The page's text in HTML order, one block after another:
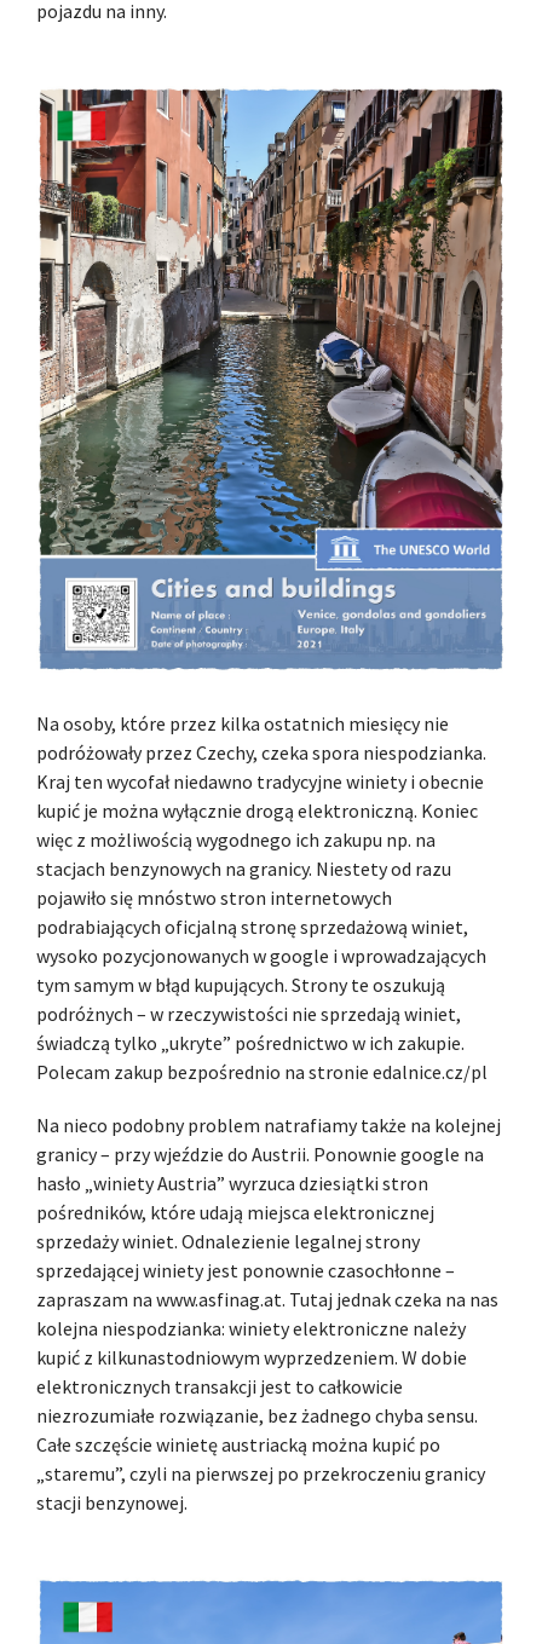
pojazdu na inny.
Na osoby, które przez kilka ostatnich miesięcy nie
podróżowały przez Czechy, czeka spora niespodzianka.
Kraj ten wycofał niedawno tradycyjne winiety i obecnie
kupić je można wyłącznie drogą elektroniczną. Koniec
więc z możliwością wygodnego ich zakupu np. na
stacjach benzynowych na granicy. Niestety od razu
pojawiło się mnóstwo stron internetowych
podrabiających oficjalną stronę sprzedażową winiet,
wysoko pozycjonowanych w google i wprowadzających
tym samym w błąd kupujących. Strony te oszukują
podróżnych – w rzeczywistości nie sprzedają winiet,
świadczą tylko „ukryte” pośrednictwo w ich zakupie.
Polecam zakup bezpośrednio na stronie edalnice.cz/pl
Na nieco podobny problem natrafiamy także na kolejnej
granicy – przy wjeździe do Austrii. Ponownie google na
hasło „winiety Austria” wyrzuca dziesiątki stron
pośredników, które udają miejsca elektronicznej
sprzedaży winiet. Odnalezienie legalnej strony
sprzedającej winiety jest ponownie czasochłonne –
zapraszam na www.asfinag.at. Tutaj jednak czeka na nas
kolejna niespodzianka: winiety elektroniczne należy
kupić z kilkunastodniowym wyprzedzeniem. W dobie
elektronicznych transakcji jest to całkowicie
niezrozumiałe rozwiązanie, bez żadnego chyba sensu.
Całe szczęście winietę austriacką można kupić po
„staremu”, czyli na pierwszej po przekroczeniu granicy
stacji benzynowej.